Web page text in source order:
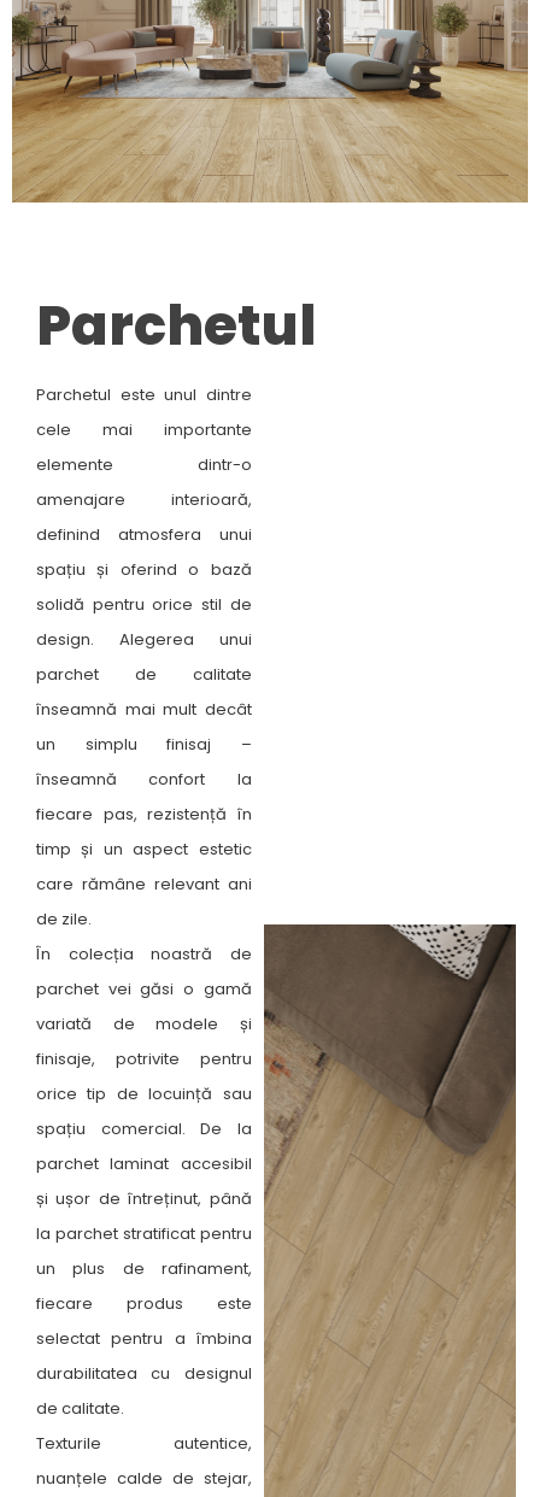
Parchetul
Parchetul este unul dintre
cele mai importante
elemente dintr-o
amenajare interioară,
definind atmosfera unui
spațiu și oferind o bază
solidă pentru orice stil de
design. Alegerea unui
parchet de calitate
înseamnă mai mult decât
un simplu finisaj –
înseamnă confort la
fiecare pas, rezistență în
timp și un aspect estetic
care rămâne relevant ani
de zile.
În colecția noastră de
parchet vei găsi o gamă
variată de modele și
finisaje, potrivite pentru
orice tip de locuință sau
spațiu comercial. De la
parchet laminat accesibil
și ușor de întreținut, până
la parchet stratificat pentru
un plus de rafinament,
fiecare produs este
selectat pentru a îmbina
durabilitatea cu designul
de calitate.
Texturile autentice,
nuanțele calde de stejar,